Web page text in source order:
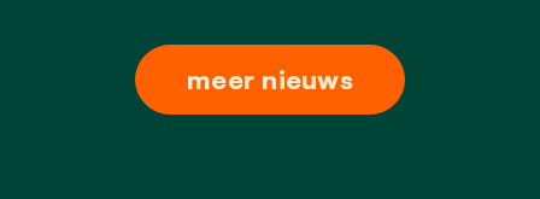
meer nieuws